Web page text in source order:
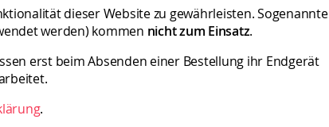
dieser Website zu gewährleisten. Sogenannte
werden) kommen nicht zum Einsatz.
erst beim Absenden einer Bestellung ihr Endgerät
.